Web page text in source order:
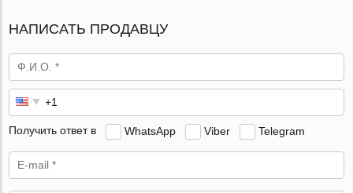
НАПИСАТЬ ПРОДАВЦУ
Получить ответ в WhatsApp Viber Telegram